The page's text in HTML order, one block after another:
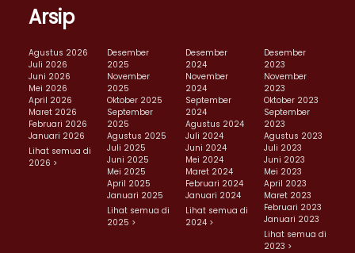
Arsip
Agustus 2026
Juli 2026
Juni 2026
Mei 2026
April 2026
Maret 2026
Februari 2026
Januari 2026
Lihat semua di
2026 >
Desember
2025
November
2025
Oktober 2025
September
2025
Agustus 2025
Juli 2025
Juni 2025
Mei 2025
April 2025
Januari 2025
Lihat semua di
2025 >
Desember
2024
November
2024
September
2024
Agustus 2024
Juli 2024
Juni 2024
Mei 2024
Maret 2024
Februari 2024
Januari 2024
Lihat semua di
2024 >
Desember
2023
November
2023
Oktober 2023
September
2023
Agustus 2023
Juli 2023
Juni 2023
Mei 2023
April 2023
Maret 2023
Februari 2023
Januari 2023
Lihat semua di
2023 >